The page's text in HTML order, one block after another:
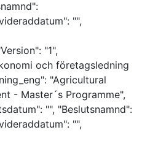
"",
"1",
och företagsledning
"Agricultural
- Master´s Programme",
"", "Beslutsnamnd":
"",